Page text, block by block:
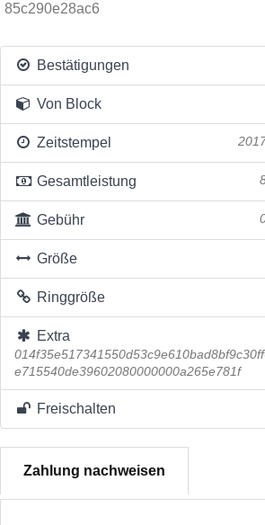
85c290e28ac6
Bestätigungen
Von Block
Zeitstempel
Gesamtleistung
Gebühr
Größe
Ringgröße
Extra
e715540de39602080000000a265e781f
Freischalten
Zahlung nachweisen